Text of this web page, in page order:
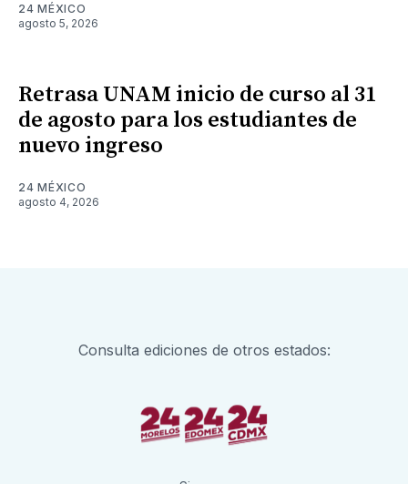
24 MÉXICO
agosto 5, 2026
Retrasa UNAM inicio de curso al 31
de agosto para los estudiantes de
nuevo ingreso
24 MÉXICO
agosto 4, 2026
Consulta ediciones de otros estados: